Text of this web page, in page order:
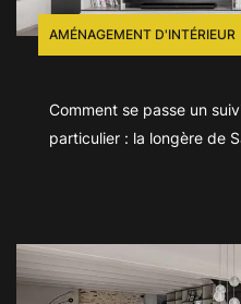
AMÉNAGEMENT D'INTÉRIEUR
Comment se passe un
particulier : la longère de